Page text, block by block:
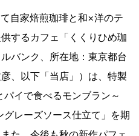
自家焙煎珈琲と和×洋のテ
するカフェ「くくりひめ珈
バンク、所在地：東京都台
、以下「当店」）は、特製
イで食べるモンブラン～
グレーズソース仕立て」を期